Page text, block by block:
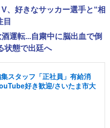
、好きなサッカー選手と“相
目
運転...自粛中に脳出血で倒
状態で出廷へ
スタッフ「正社員」有給消
好き歓迎/さいたま市大